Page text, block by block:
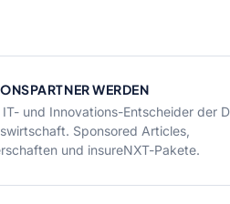
WERDEN
IT- und Innovations-Entscheider der
Sponsored Articles,
und insureNXT-Pakete.